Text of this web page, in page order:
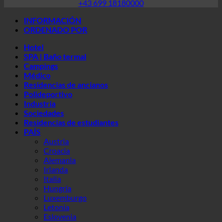
SPA | Baño termal
Campings
Médico
Residencias de ancianos
Polideportivo
Industria
Sociedades
Residencias de estudiantes
PAÍS
Austria
Croacia
Alemania
Irlanda
Italia
Hungría
Luxemburgo
Letonia
Eslovenia
Corea del Sur
España
Suiza
Emiratos Árabes Unidos